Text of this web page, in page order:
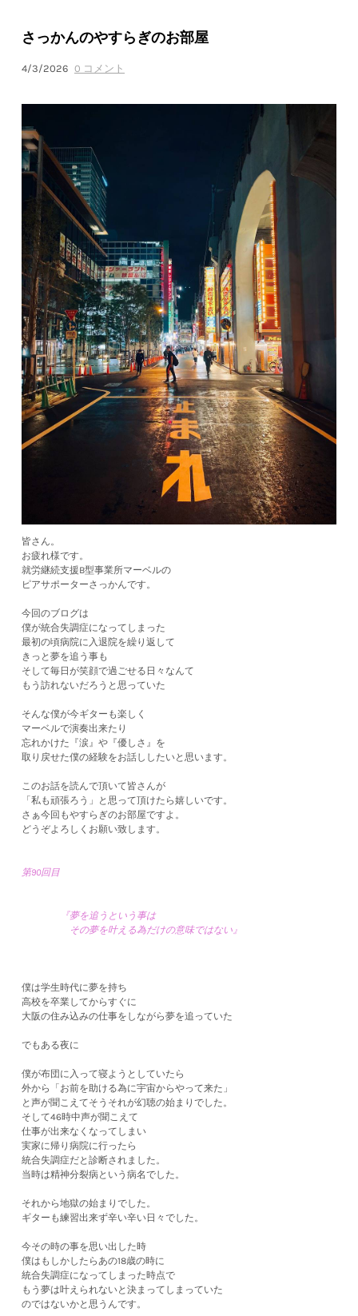
さっかんのやすらぎのお部屋
4/3/2026 0 コメント
皆さん。
お疲れ様です。
就労継続支援B型事業所マーベルの
ピアサポーターさっかんです。
今回のブログは
僕が統合失調症になってしまった
最初の頃病院に入退院を繰り返して
きっと夢を追う事も
そして毎日が笑顔で過ごせる日々なんて
もう訪れないだろうと思っていた
そんな僕が今ギターも楽しく
マーベルで演奏出来たり
忘れかけた『涙』や『優しさ』を
取り戻せた僕の経験をお話ししたいと思います。
このお話を読んで頂いて皆さんが
「私も頑張ろう」と思って頂けたら嬉しいです。
さぁ今回もやすらぎのお部屋ですよ。
どうぞよろしくお願い致します。
第90回目
『夢を追うという事は
その夢を叶える為だけの意味ではない』
僕は学生時代に夢を持ち
高校を卒業してからすぐに
大阪の住み込みの仕事をしながら夢を追っていた
でもある夜に
僕が布団に入って寝ようとしていたら
外から「お前を助ける為に宇宙からやって来た」
と声が聞こえてそうそれが幻聴の始まりでした。
そして46時中声が聞こえて
仕事が出来なくなってしまい
実家に帰り病院に行ったら
統合失調症だと診断されました。
当時は精神分裂病という病名でした。
それから地獄の始まりでした。
ギターも練習出来ず辛い辛い日々でした。
今その時の事を思い出した時
僕はもしかしたらあの18歳の時に
統合失調症になってしまった時点で
もう夢は叶えられないと決まってしまっていた
のではないかと思うんです。